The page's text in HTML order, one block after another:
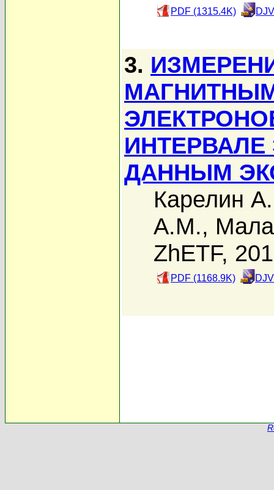
PDF (1315.4K)
3.
ИНТЕРВАЛЕ
ДАННЫМ
Карелин
А.М.,
ZhETF,
PDF (1168.9K)